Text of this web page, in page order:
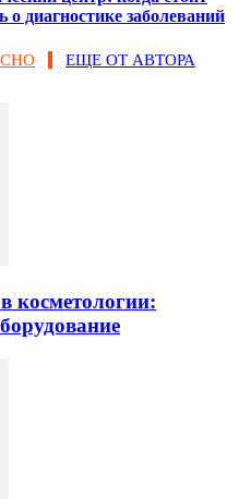
о диагностике заболеваний
ЕЩЕ ОТ АВТОРА
косметологии: